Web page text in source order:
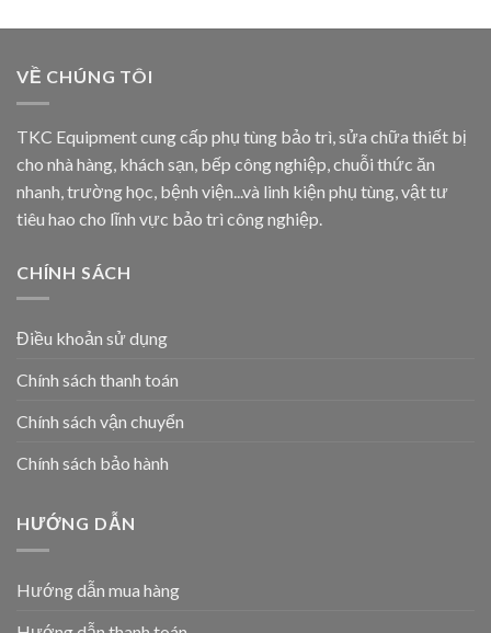
VỀ CHÚNG TÔI
TKC Equipment cung cấp phụ tùng bảo trì, sửa chữa thiết bị
cho nhà hàng, khách sạn, bếp công nghiệp, chuỗi thức ăn
nhanh, trường học, bệnh viện...và linh kiện phụ tùng, vật tư
tiêu hao cho lĩnh vực bảo trì công nghiệp.
CHÍNH SÁCH
Điều khoản sử dụng
Chính sách thanh toán
Chính sách vận chuyển
Chính sách bảo hành
HƯỚNG DẪN
Hướng dẫn mua hàng